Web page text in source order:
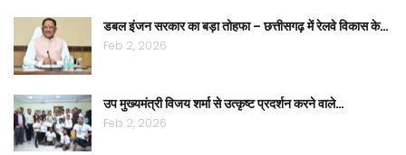
डबल इंजन सरकार का बड़ा तोहफा – छत्तीसगढ़ में रेलवे विकास के…
Feb 2, 2026
उप मुख्यमंत्री विजय शर्मा से उत्कृष्ट प्रदर्शन करने वाले…
Feb 2, 2026